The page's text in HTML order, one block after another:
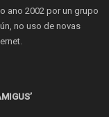
ano 2002 por un grupo
no uso de novas